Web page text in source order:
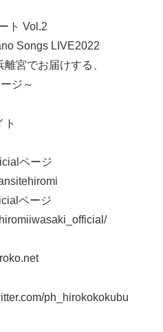
ト Vol.2
Songs LIVE2022
宮でお届けする、
ジ～
ト
ページ
ページ
ph_hirokokokubu